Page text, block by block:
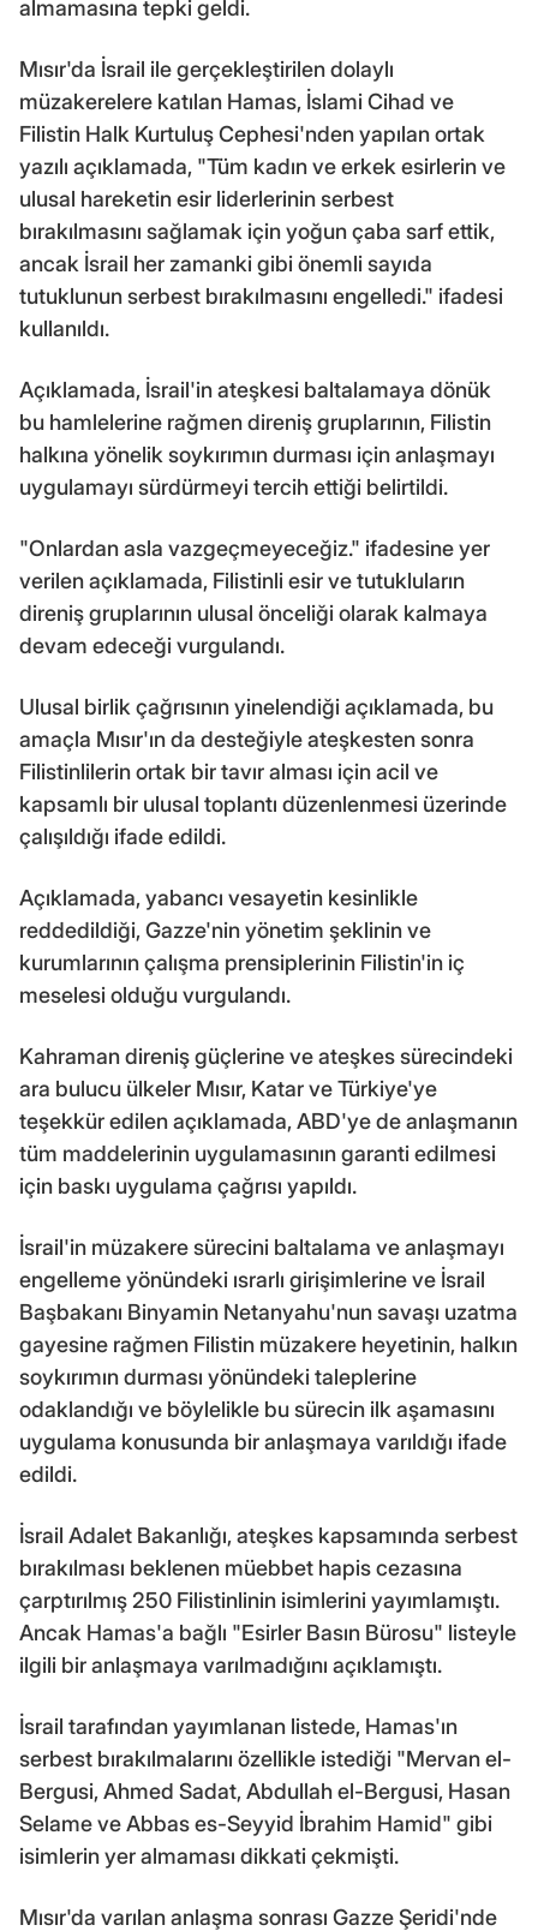
almamasına tepki geldi.
Mısır'da İsrail ile gerçekleştirilen dolaylı
müzakerelere katılan Hamas, İslami Cihad ve
Filistin Halk Kurtuluş Cephesi'nden yapılan ortak
yazılı açıklamada, "Tüm kadın ve erkek esirlerin ve
ulusal hareketin esir liderlerinin serbest
bırakılmasını sağlamak için yoğun çaba sarf ettik,
ancak İsrail her zamanki gibi önemli sayıda
tutuklunun serbest bırakılmasını engelledi." ifadesi
kullanıldı.
Açıklamada, İsrail'in ateşkesi baltalamaya dönük
bu hamlelerine rağmen direniş gruplarının, Filistin
halkına yönelik soykırımın durması için anlaşmayı
uygulamayı sürdürmeyi tercih ettiği belirtildi.
"Onlardan asla vazgeçmeyeceğiz." ifadesine yer
verilen açıklamada, Filistinli esir ve tutukluların
direniş gruplarının ulusal önceliği olarak kalmaya
devam edeceği vurgulandı.
Ulusal birlik çağrısının yinelendiği açıklamada, bu
amaçla Mısır'ın da desteğiyle ateşkesten sonra
Filistinlilerin ortak bir tavır alması için acil ve
kapsamlı bir ulusal toplantı düzenlenmesi üzerinde
çalışıldığı ifade edildi.
Açıklamada, yabancı vesayetin kesinlikle
reddedildiği, Gazze'nin yönetim şeklinin ve
kurumlarının çalışma prensiplerinin Filistin'in iç
meselesi olduğu vurgulandı.
Kahraman direniş güçlerine ve ateşkes sürecindeki
ara bulucu ülkeler Mısır, Katar ve Türkiye'ye
teşekkür edilen açıklamada, ABD'ye de anlaşmanın
tüm maddelerinin uygulamasının garanti edilmesi
için baskı uygulama çağrısı yapıldı.
İsrail'in müzakere sürecini baltalama ve anlaşmayı
engelleme yönündeki ısrarlı girişimlerine ve İsrail
Başbakanı Binyamin Netanyahu'nun savaşı uzatma
gayesine rağmen Filistin müzakere heyetinin, halkın
soykırımın durması yönündeki taleplerine
odaklandığı ve böylelikle bu sürecin ilk aşamasını
uygulama konusunda bir anlaşmaya varıldığı ifade
edildi.
İsrail Adalet Bakanlığı, ateşkes kapsamında serbest
bırakılması beklenen müebbet hapis cezasına
çarptırılmış 250 Filistinlinin isimlerini yayımlamıştı.
Ancak Hamas'a bağlı "Esirler Basın Bürosu" listeyle
ilgili bir anlaşmaya varılmadığını açıklamıştı.
İsrail tarafından yayımlanan listede, Hamas'ın
serbest bırakılmalarını özellikle istediği "Mervan el-
Bergusi, Ahmed Sadat, Abdullah el-Bergusi, Hasan
Selame ve Abbas es-Seyyid İbrahim Hamid" gibi
isimlerin yer almaması dikkati çekmişti.
Mısır'da varılan anlaşma sonrası Gazze Şeridi'nde